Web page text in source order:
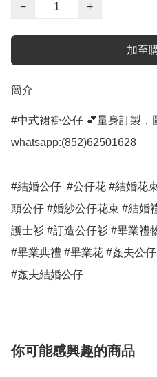
−
+
加至
簡介
#中式裙褂公仔 💕量身訂製，
whatsapp:(852)62501628
#結婚公仔  #公仔花 #結婚花
頭公仔 #婚紗公仔花束 #結婚
護士衫 #訂造公仔衫 #畢業禮
#畢業典禮 #畢業花 #姦夫公
#姦夫結婚公仔
你可能感興趣的商品